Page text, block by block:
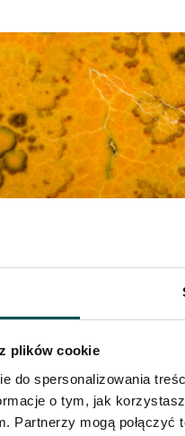
plików cookie
do spersonalizowania
o tym, jak
Partnerzy mogą